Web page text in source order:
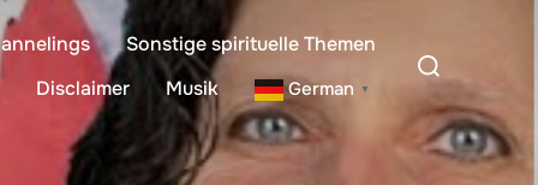
Sonstige spirituelle Themen
Disclaimer Musik German ▼
Suchen
nach: